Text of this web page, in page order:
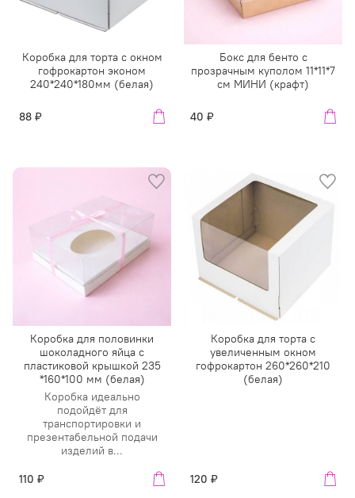
Коробка для торта с окном
гофрокартон эконом
240*240*180мм (белая)
88 ₽
Бокс для бенто с
прозрачным куполом 11*11*7
см МИНИ (крафт)
40 ₽
Коробка для половинки
шоколадного яйца с
пластиковой крышкой 235
*160*100 мм (белая)
Коробка идеально
подойдёт для
транспортировки и
презентабельной подачи
изделий в...
110 ₽
Коробка для торта с
увеличенным окном
гофрокартон 260*260*210
(белая)
120 ₽